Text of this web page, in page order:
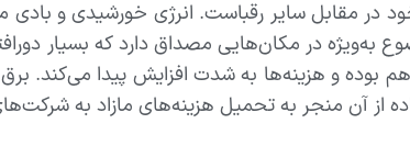
به‌ویژه در مکان‌هایی مصداق دارد که بسیار
بوده و هزینه‌ها به شدت افزایش پیدا می‌کند.
از آن منجر به تحمیل هزینه‌های مازاد به